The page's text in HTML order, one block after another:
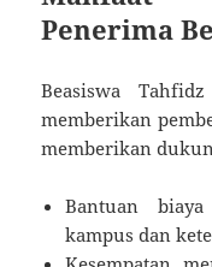
Penerima
Beasiswa
memberikan
memberikan
Bantuan
kampus dan